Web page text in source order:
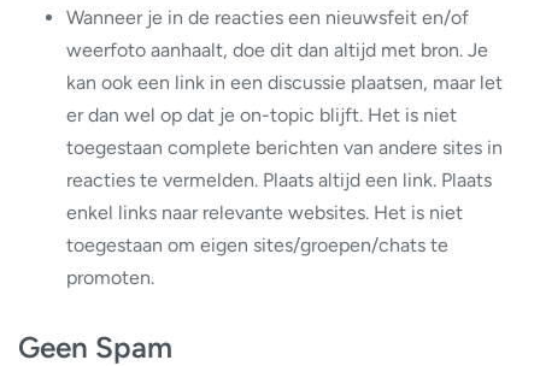
Wanneer je in de reacties een nieuwsfeit en/of
weerfoto aanhaalt, doe dit dan altijd met bron. Je
kan ook een link in een discussie plaatsen, maar let
er dan wel op dat je on-topic blijft. Het is niet
toegestaan complete berichten van andere sites in
reacties te vermelden. Plaats altijd een link. Plaats
enkel links naar relevante websites. Het is niet
toegestaan om eigen sites/groepen/chats te
promoten.
Geen Spam